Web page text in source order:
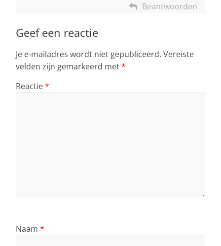
Beantwoorden
Geef een reactie
Je e-mailadres wordt niet gepubliceerd. Vereiste
velden zijn gemarkeerd met*
Reactie*
Naam *